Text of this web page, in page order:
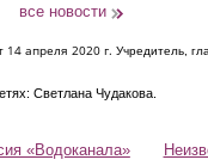
все новости
14 апреля 2020 г. Учредитель,
Светлана Чудакова.
«Водоканала»